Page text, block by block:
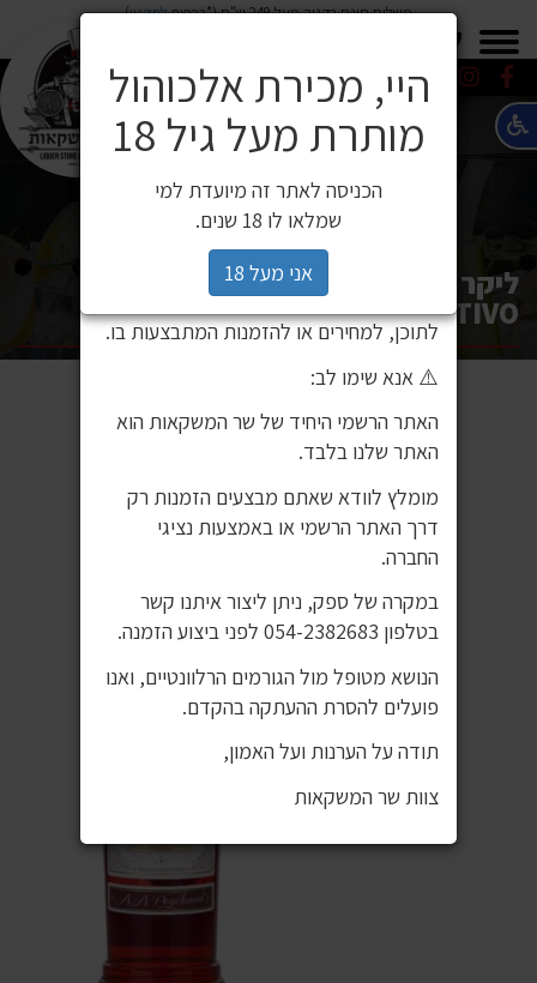
משלוח חינם בקניה מעל 249 ש"ח (*בכפוף לתקנון)
PEYCHAUDS APERITIVO
⚠️ הודעה חשובה ללקוחותינו
לאחרונה זיהינו כי גורם חיצוני העתיק את
בהם שימוש ללא אישור. מדובר באתר שאינו
שייך לחברת שר המשקאות, ואיננו אחראים
לתוכן, למחירים או להזמנות המתבצעות בו.
⚠️ אנא שימו לב:
האתר הרשמי היחיד של שר המשקאות הוא
האתר שלנו בלבד.
מומלץ לוודא שאתם מבצעים הזמנות רק
דרך האתר הרשמי או באמצעות נציגי
החברה.
במקרה של ספק, ניתן ליצור איתנו קשר
בטלפון 054-2382683 לפני ביצוע הזמנה.
הנושא מטופל מול הגורמים הרלוונטיים, ואנו
פועלים להסרת ההעתקה בהקדם.
תודה על הערנות ועל האמון,
צוות שר המשקאות
היי, מכירת אלכוהול
מותרת מעל גיל 18
הכניסה לאתר זה מיועדת למי
שמלאו לו 18 שנים.
אני מעל 18